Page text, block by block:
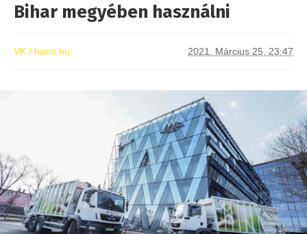
Bihar megyében használni
VK / haon.hu 2021. Március 25. 23:47